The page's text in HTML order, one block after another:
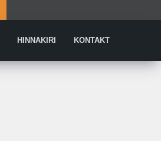
HINNAKIRI KONTAKT